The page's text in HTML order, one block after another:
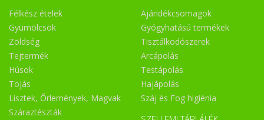
Félkész ételek
Gyümölcsök
Zöldség
Tejtermék
Húsok
Tojás
Lisztek, Őrlemények, Magvak
Száraztészták
Ajándékcsomagok
Gyógyhatású termékek
Tisztálkodószerek
Arcápolás
Testápolás
Hajápolás
Száj és Fog higiénia